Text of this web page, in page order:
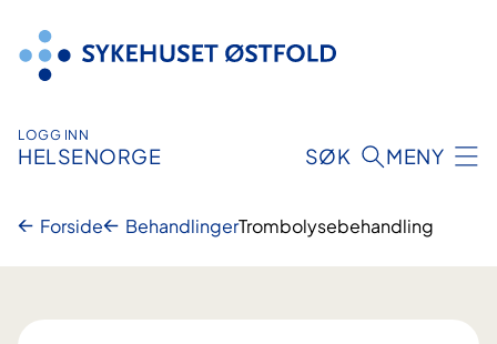
innhold
LOGG INN
HELSENORGE SØK MENY
Forside BehandlingerTrombolysebehandling